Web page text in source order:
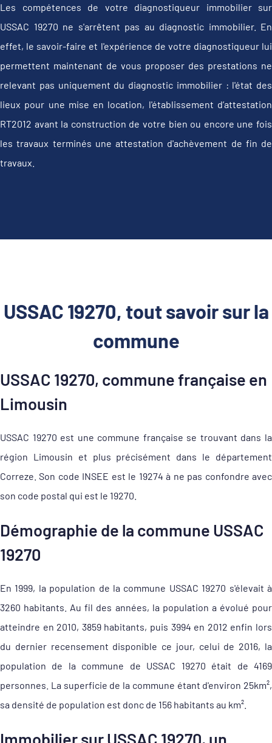
Les compétences de votre diagnostiqueur immobilier sur
USSAC 19270 ne s'arrêtent pas au diagnostic immobilier. En
effet, le savoir-faire et l'expérience de votre diagnostiqueur lui
permettent maintenant de vous proposer des prestations ne
relevant pas uniquement du diagnostic immobilier : l'état des
lieux pour une mise en location, l'établissement d’attestation
RT2012 avant la construction de votre bien ou encore une fois
les travaux terminés une attestation d'achèvement de fin de
travaux.
USSAC 19270, tout savoir sur la
commune
USSAC 19270, commune française en
Limousin
USSAC 19270 est une commune française se trouvant dans la
région Limousin et plus précisément dans le département
Correze. Son code INSEE est le 19274 à ne pas confondre avec
son code postal qui est le 19270.
Démographie de la commune USSAC
19270
En 1999, la population de la commune USSAC 19270 s'élevait à
3260 habitants. Au fil des années, la population a évolué pour
atteindre en 2010, 3859 habitants, puis 3994 en 2012 enfin lors
du dernier recensement disponible ce jour, celui de 2016, la
population de la commune de USSAC 19270 était de 4169
personnes. La superficie de la commune étant d'environ 25km²,
sa densité de population est donc de 156 habitants au km².
Immobilier sur USSAC 19270, un